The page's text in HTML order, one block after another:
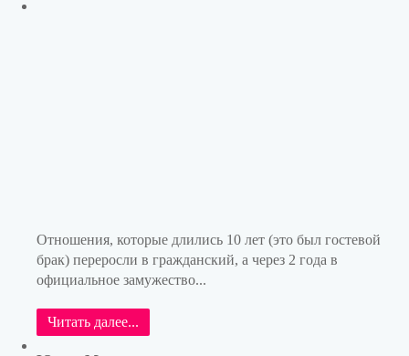
Отношения, которые длились 10 лет (это был гостевой
брак) переросли в гражданский, а через 2 года в
официальное замужество...
Читать далее...